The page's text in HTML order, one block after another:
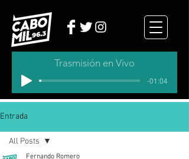
Trasmisión en Vivo
-01:04
Entrada
All Posts
Fernando Romero